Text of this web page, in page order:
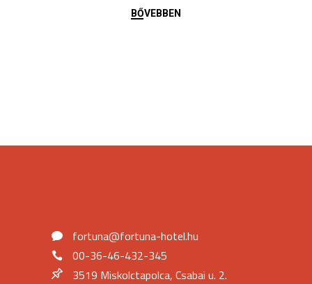
BŐVEBBEN
fortuna@fortuna-hotel.hu
00-36-46-432-345
3519 Miskolctapolca, Csabai u. 2.